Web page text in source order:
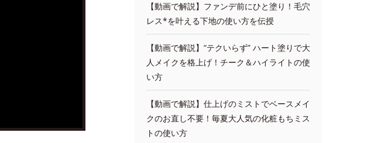
【動画で解説】ファンデ前にひと塗り！毛穴
レス*を叶える下地の使い方を伝授
【動画で解説】“テクいらず” ハート塗りで大
人メイクを格上げ！チーク＆ハイライトの使
い方
【動画で解説】仕上げのミストでベースメイ
クのお直し不要！毎夏大人気の化粧もちミス
トの使い方